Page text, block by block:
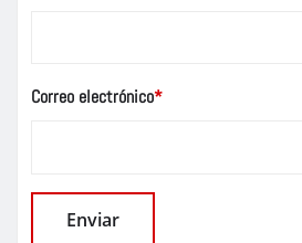
Correo electrónico*